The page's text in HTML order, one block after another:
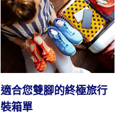
適合您雙腳的終極旅行
裝箱單